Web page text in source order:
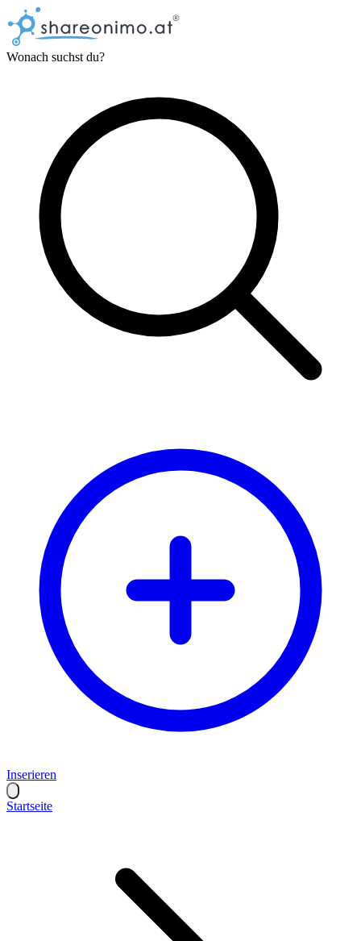
Wonach suchst du?
Inserieren
Startseite